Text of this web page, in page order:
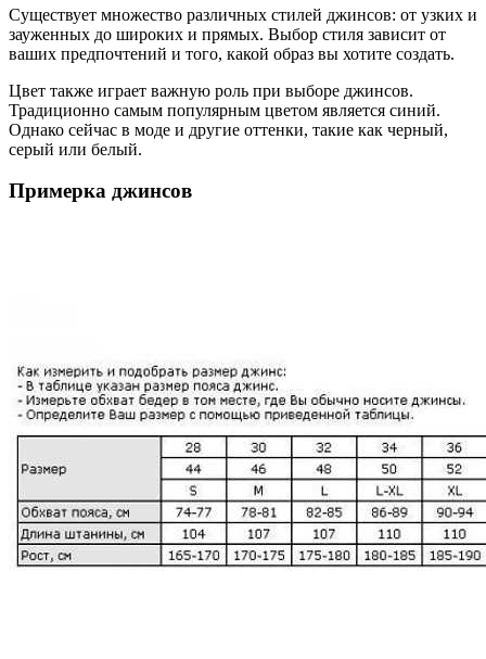
Существует множество различных стилей джинсов: от узких и
зауженных до широких и прямых. Выбор стиля зависит от
ваших предпочтений и того, какой образ вы хотите создать.
Цвет также играет важную роль при выборе джинсов.
Традиционно самым популярным цветом является синий.
Однако сейчас в моде и другие оттенки, такие как черный,
серый или белый.
Примерка джинсов